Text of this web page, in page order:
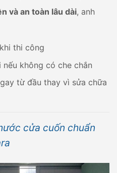
và an toàn lâu dài, anh
thi công
không có che chắn
từ đầu thay vì sửa chữa
cửa cuốn chuẩn